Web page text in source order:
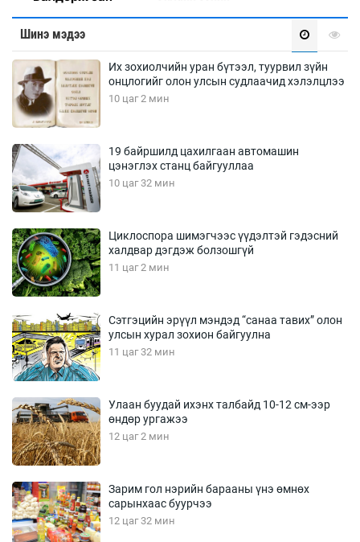
Шинэ мэдээ
Их зохиолчийн уран бүтээл, туурвил зүйн
онцлогийг олон улсын судлаачид хэлэлцлээ
10 цаг 2 мин
19 байршилд цахилгаан автомашин
цэнэглэх станц байгууллаа
10 цаг 32 мин
Циклоспора шимэгчээс үүдэлтэй гэдэсний
халдвар дэгдэж болзошгүй
11 цаг 2 мин
Сэтгэцийн эрүүл мэндэд “санаа тавих” олон
улсын хурал зохион байгуулна
11 цаг 32 мин
Улаан буудай ихэнх талбайд 10-12 см-ээр
өндөр ургажээ
12 цаг 2 мин
Зарим гол нэрийн барааны үнэ өмнөх
сарынхаас буурчээ
12 цаг 32 мин